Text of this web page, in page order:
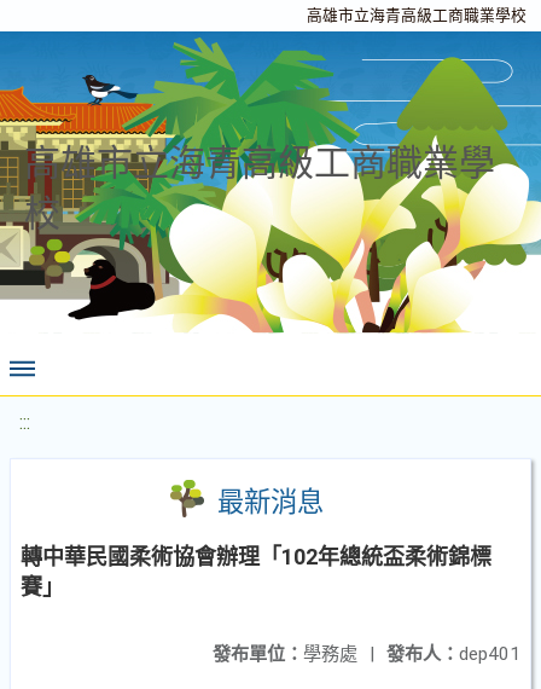
高雄市立海青高級工商職業學校
高雄市立海青高級工商職業學
校
:::
最新消息
轉中華民國柔術協會辦理「102年總統盃柔術錦標
賽」
發布人： dep401
發布單位： 學務處 |